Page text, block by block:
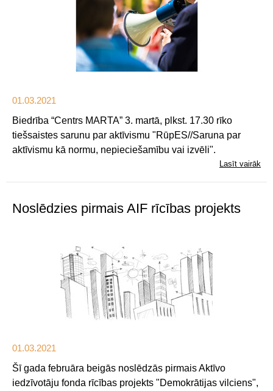
01.03.2021
Biedrība “Centrs MARTA” 3. martā, plkst. 17.30 rīko
tiešsaistes sarunu par aktīvismu "RūpES//Saruna par
aktīvismu kā normu, nepieciešamību vai izvēli".
Lasīt vairāk
Noslēdzies pirmais AIF rīcības projekts
01.03.2021
Šī gada februāra beigās noslēdzās pirmais Aktīvo
iedzīvotāju fonda rīcības projekts "Demokrātijas vilciens",